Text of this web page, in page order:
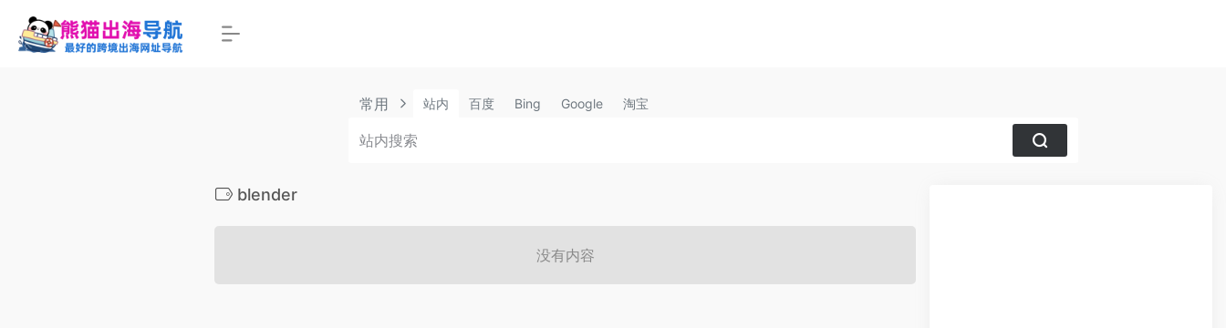
常用 站内 百度 Bing Google 淘宝
blender
没有内容